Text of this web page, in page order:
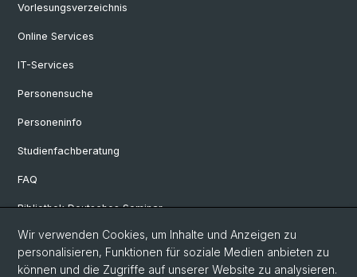
Vorlesungsverzeichnis
Online Services
IT-Services
Personensuche
Personeninfo
Studienfachberatung
FAQ
Bibliothek Deutsches Seminar
Neuere deutsche Literaturwissenschaft
Germanistische Mediävistik
Wir verwenden Cookies, um Inhalte und Anzeigen zu
personalisieren, Funktionen für soziale Medien anbieten zu
können und die Zugriffe auf unserer Website zu analysieren.